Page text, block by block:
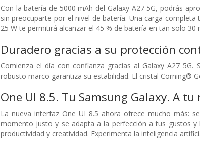
Con la batería de 5000 mAh del Galaxy A27 5G, podrás
sin preocuparte por el nivel de batería. Una carga
25 W te permitirá alcanzar el 45 % de batería en tan solo 30
Duradero gracias a su protección
Comienza el día con confianza gracias al Galaxy A27
robusto marco garantiza su estabilidad. El cristal Corning®
One UI 8.5. Tu Samsung Galaxy. A tu
La nueva interfaz One UI 8.5 ahora ofrece mucho más:
momento justo y se adapta a la perfección a tus gustos
productividad y creatividad. Experimenta la inteligencia